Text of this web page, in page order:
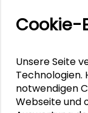
Schader-
Cookie-
Unsere Seite
Technologien.
notwendigen
Webseite und